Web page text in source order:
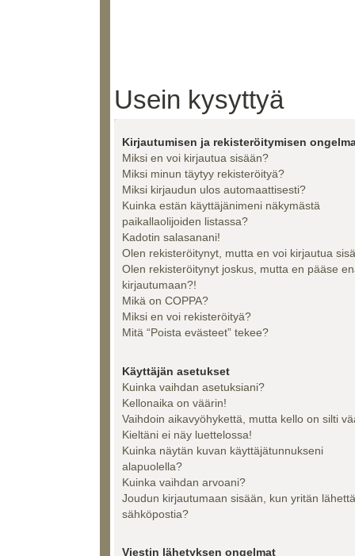
Usein kysyttyä
Kirjautumisen ja rekisteröitymisen
Miksi en voi kirjautua sisään?
Miksi minun täytyy rekisteröityä?
Miksi kirjaudun ulos automaattisesti?
Kuinka estän käyttäjänimeni näkymästä
paikallaolijoiden listassa?
Kadotin salasanani!
Olen rekisteröitynyt, mutta en voi kirjautua
Olen rekisteröitynyt joskus, mutta en pääse
kirjautumaan?!
Mikä on COPPA?
Miksi en voi rekisteröityä?
Mitä “Poista evästeet” tekee?
Käyttäjän asetukset
Kuinka vaihdan asetuksiani?
Kellonaika on väärin!
Vaihdoin aikavyöhykettä, mutta kello on silti
Kieltäni ei näy luettelossa!
Kuinka näytän kuvan käyttäjätunnukseni
alapuolella?
Kuinka vaihdan arvoani?
Joudun kirjautumaan sisään, kun yritän
sähköpostia?
Viestin lähetyksen ongelmat